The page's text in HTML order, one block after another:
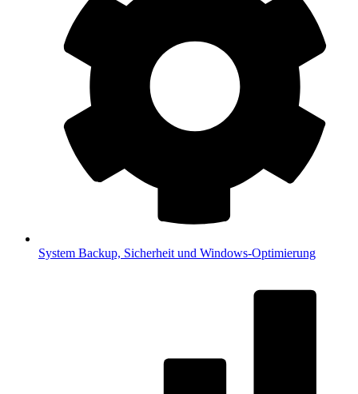
System Backup, Sicherheit und Windows-Optimierung